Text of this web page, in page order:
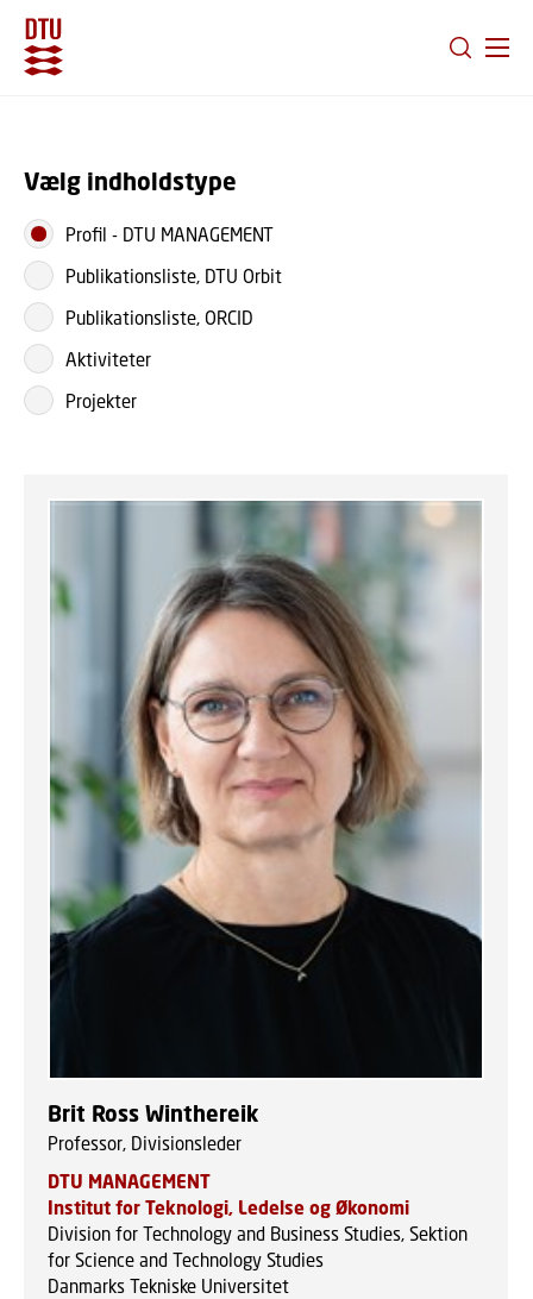
Vælg indholdstype
Profil - DTU MANAGEMENT
Publikationsliste, DTU Orbit
Publikationsliste, ORCID
Aktiviteter
Projekter
Brit Ross Winthereik
Professor, Divisionsleder
DTU MANAGEMENT
Institut for Teknologi, Ledelse og Økonomi
Division for Technology and Business Studies, Sektion
for Science and Technology Studies
Danmarks Tekniske Universitet